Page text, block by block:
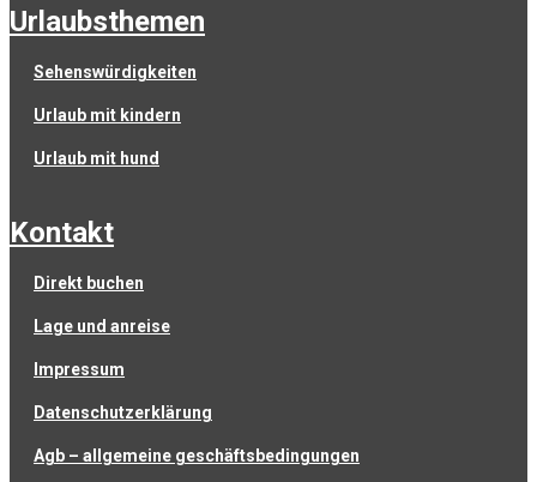
urlaubsthemen
sehenswürdigkeiten
urlaub mit kindern
urlaub mit hund
kontakt
direkt buchen
lage und anreise
impressum
datenschutzerklärung
agb – allgemeine geschäftsbedingungen